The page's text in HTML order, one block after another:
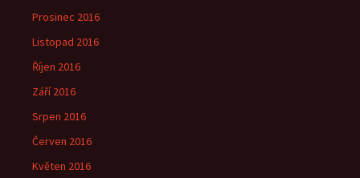
Prosinec 2016
Listopad 2016
Říjen 2016
Září 2016
Srpen 2016
Červen 2016
Květen 2016